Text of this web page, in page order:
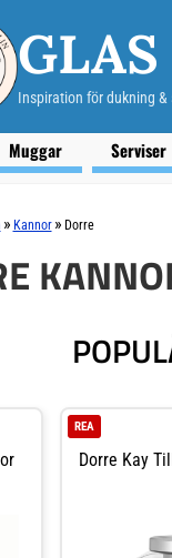
Inspiration för dukning &
Muggar Serviser
» Kannor » Dorre
Dorre Kay
REA